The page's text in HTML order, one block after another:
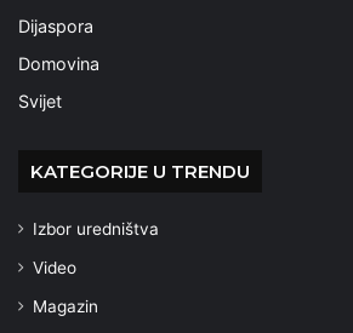
Dijaspora
Domovina
Svijet
KATEGORIJE U TRENDU
Izbor uredništva
Video
Magazin